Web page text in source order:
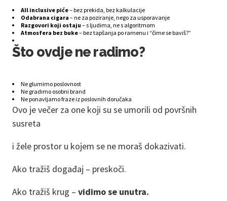
All inclusive piće– bez prekida, bez kalkulacije
Odabrana cigara – ne za poziranje, nego za usporavanje
Razgovori koji ostaju – s ljudima, ne s algoritmom
Atmosfera bez buke– bez tapšanja po ramenu i “čime se baviš?”
Što ovdje ne radimo?
Ne glumimo poslovnost
Ne gradimo osobni brand
Ne ponavljamo fraze iz poslovnih doručaka
Ovo je večer za one koji su se umorili od površnih
susreta
i žele prostor u kojem se ne moraš dokazivati.
Ako tražiš događaj – preskoči.
Ako tražiš krug – vidimo se unutra.